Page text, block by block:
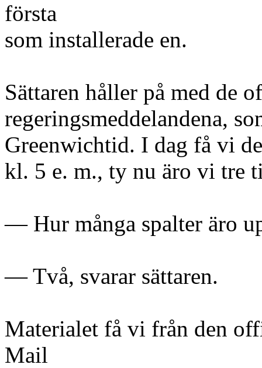
första
som installerade en.
Sättaren håller på med de
regeringsmeddelandena,
Greenwichtid. I dag få vi
kl. 5 e. m., ty nu äro vi tre
— Hur många spalter äro
— Två, svarar sättaren.
Materialet få vi från den
Mail